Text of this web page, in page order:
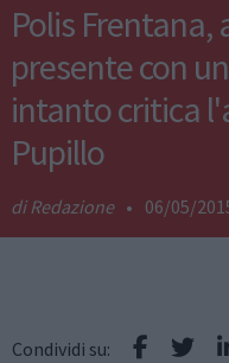
Polis Frentana,
presente con
intanto critica
Pupillo
Redazione • 06/05/
Condividi su: